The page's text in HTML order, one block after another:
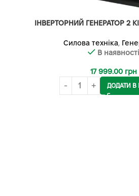
ІНВЕРТОРНИЙ ГЕНЕРАТОР 2
Силова техніка,
В наявності
17 999.00 грн
ДОДАТИ